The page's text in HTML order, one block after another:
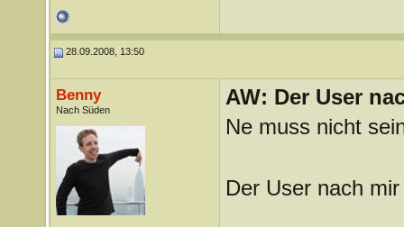
28.09.2008, 13:50
Benny
Nach Süden
AW: Der User
Ne muss nicht
Der User nach